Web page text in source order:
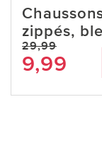
zippés,
29,99
9,99